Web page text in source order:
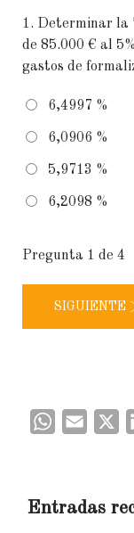
1. Determinar la
de 85.000 € al
gastos de
6,4997 %
6,0906 %
5,9713 %
6,2098 %
Pregunta 1 de 4
WhatsApp
Email
Entradas